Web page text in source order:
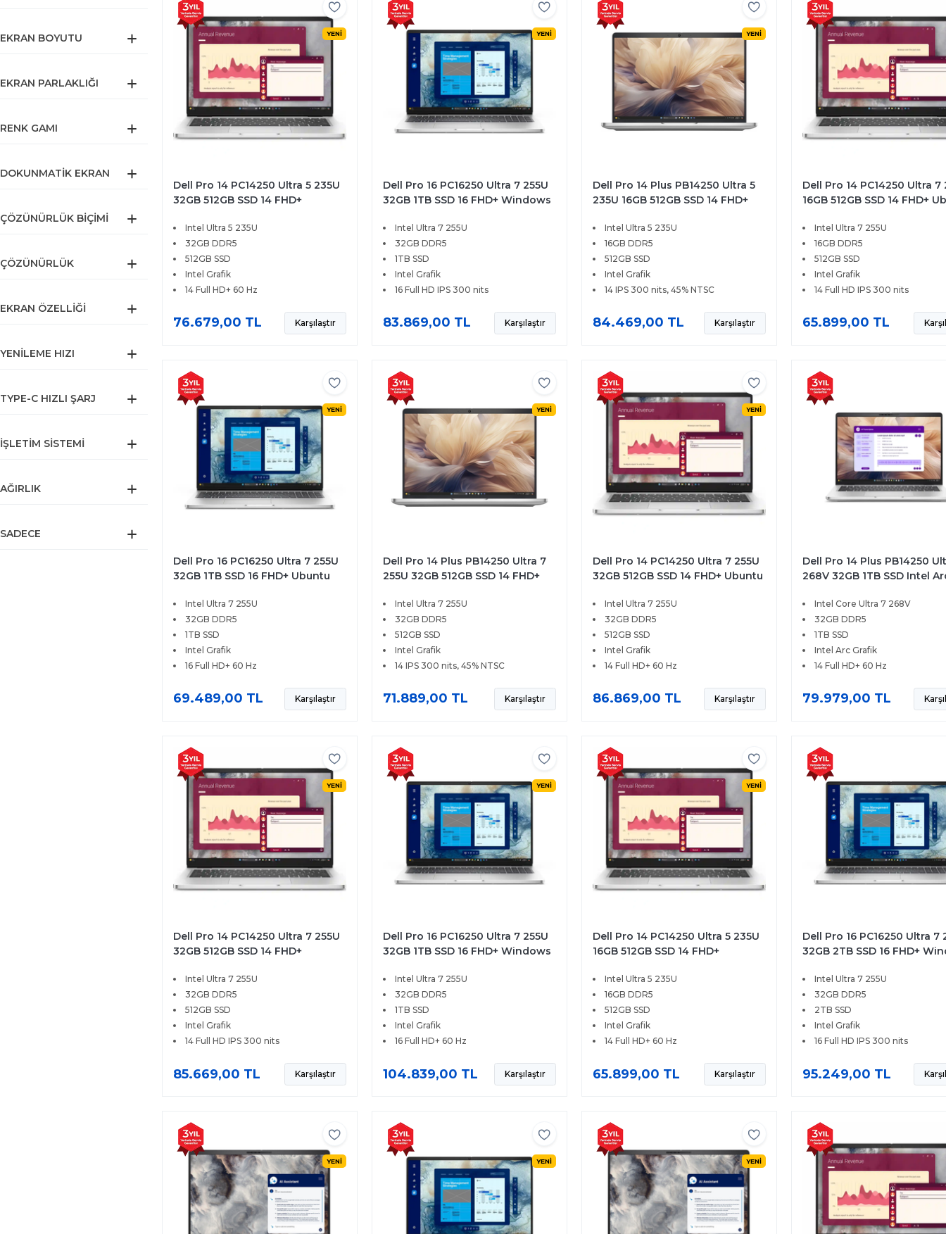
EKRAN BOYUTU
EKRAN PARLAKLIĞI
RENK GAMI
DOKUNMATIK EKRAN
ÇÖZÜNÜRLÜK BIÇIMI
ÇÖZÜNÜRLÜK
EKRAN ÖZELLIĞI
YENILEME HIZI
TYPE-C HIZLI ŞARJ
İŞLETIM SISTEMI
AĞIRLIK
SADECE
YENİ
Dell Pro 14 PC14250 Ultra 5 235U
32GB 512GB SSD 14 FHD+
Intel Ultra 5 235U
32GB DDR5
512GB SSD
Intel Grafik
14 Full HD+ 60 Hz
76.679,00 TL Karşılaştır
YENİ
Dell Pro 16 PC16250 Ultra 7 255U
32GB 1TB SSD 16 FHD+ Windows
Intel Ultra 7 255U
32GB DDR5
1TB SSD
Intel Grafik
16 Full HD IPS 300 nits
83.869,00 TL Karşılaştır
YENİ
Dell Pro 14 Plus PB14250 Ultra 5
235U 16GB 512GB SSD 14 FHD+
Intel Ultra 5 235U
16GB DDR5
512GB SSD
Intel Grafik
14 IPS 300 nits, 45% NTSC
84.469,00 TL Karşılaştır
Dell Pro 14 PC14250 Ultra 7
16GB 512GB SSD 14 FHD+
Intel Ultra 7 255U
16GB DDR5
512GB SSD
Intel Grafik
14 Full HD IPS 300 nits
65.899,00 TL
YENİ
Dell Pro 16 PC16250 Ultra 7 255U
32GB 1TB SSD 16 FHD+ Ubuntu
Intel Ultra 7 255U
32GB DDR5
1TB SSD
Intel Grafik
16 Full HD+ 60 Hz
69.489,00 TL Karşılaştır
YENİ
Dell Pro 14 Plus PB14250 Ultra 7
255U 32GB 512GB SSD 14 FHD+
Intel Ultra 7 255U
32GB DDR5
512GB SSD
Intel Grafik
14 IPS 300 nits, 45% NTSC
71.889,00 TL Karşılaştır
YENİ
Dell Pro 14 PC14250 Ultra 7 255U
32GB 512GB SSD 14 FHD+ Ubuntu
Intel Ultra 7 255U
32GB DDR5
512GB SSD
Intel Grafik
14 Full HD+ 60 Hz
86.869,00 TL Karşılaştır
Dell Pro 14 Plus PB14250
268V 32GB 1TB SSD Intel
Intel Core Ultra 7 268V
32GB DDR5
1TB SSD
Intel Arc Grafik
14 Full HD+ 60 Hz
79.979,00 TL
YENİ
Dell Pro 14 PC14250 Ultra 7 255U
32GB 512GB SSD 14 FHD+
Intel Ultra 7 255U
32GB DDR5
512GB SSD
Intel Grafik
14 Full HD IPS 300 nits
85.669,00 TL Karşılaştır
YENİ
Dell Pro 16 PC16250 Ultra 7 255U
32GB 1TB SSD 16 FHD+ Windows
Intel Ultra 7 255U
32GB DDR5
1TB SSD
Intel Grafik
16 Full HD+ 60 Hz
104.839,00 TL Karşılaştır
YENİ
Dell Pro 14 PC14250 Ultra 5 235U
16GB 512GB SSD 14 FHD+
Intel Ultra 5 235U
16GB DDR5
512GB SSD
Intel Grafik
14 Full HD+ 60 Hz
65.899,00 TL Karşılaştır
Dell Pro 16 PC16250 Ultra 7
32GB 2TB SSD 16 FHD+
Intel Ultra 7 255U
32GB DDR5
2TB SSD
Intel Grafik
16 Full HD IPS 300 nits
95.249,00 TL
YENİ YENİ YENİ